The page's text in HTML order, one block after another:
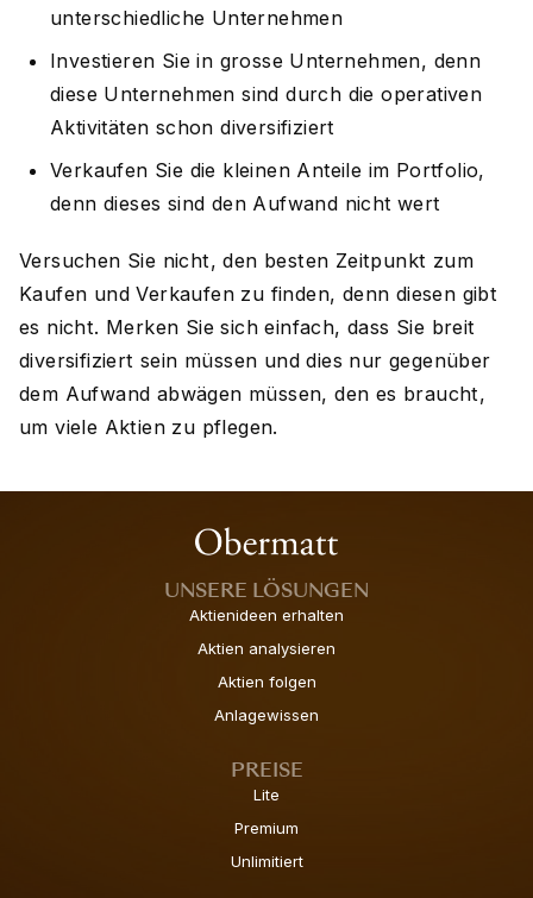
unterschiedliche Unternehmen
Investieren Sie in grosse Unternehmen, denn
diese Unternehmen sind durch die operativen
Aktivitäten schon diversifiziert
Verkaufen Sie die kleinen Anteile im Portfolio,
denn dieses sind den Aufwand nicht wert
Versuchen Sie nicht, den besten Zeitpunkt zum
Kaufen und Verkaufen zu finden, denn diesen gibt
es nicht. Merken Sie sich einfach, dass Sie breit
diversifiziert sein müssen und dies nur gegenüber
dem Aufwand abwägen müssen, den es braucht,
um viele Aktien zu pflegen.
UNSERE LÖSUNGEN
Aktienideen erhalten
Aktien analysieren
Aktien folgen
Anlagewissen
PREISE
Lite
Premium
Unlimitiert